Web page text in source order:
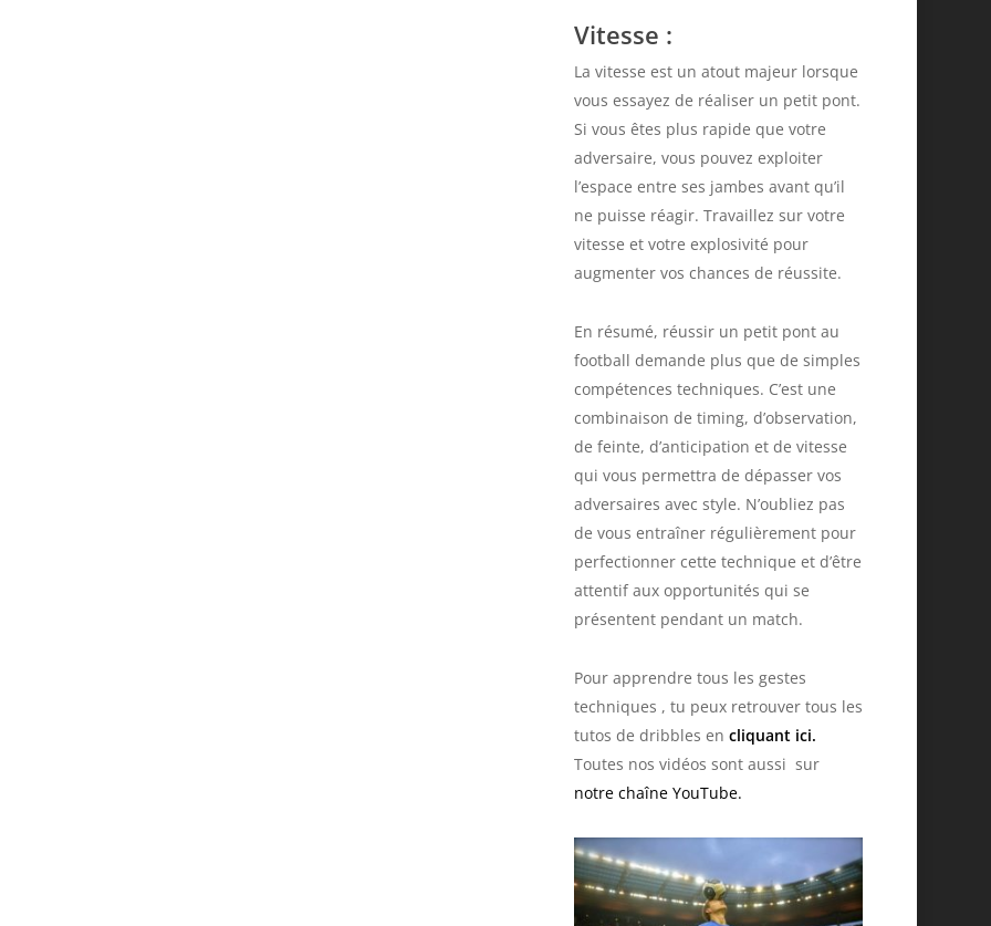
Vitesse :
La vitesse est un atout majeur lorsque
vous essayez de réaliser un petit pont.
Si vous êtes plus rapide que votre
adversaire, vous pouvez exploiter
l’espace entre ses jambes avant qu’il
ne puisse réagir. Travaillez sur votre
vitesse et votre explosivité pour
augmenter vos chances de réussite.
En résumé, réussir un petit pont au
football demande plus que de simples
compétences techniques. C’est une
combinaison de timing, d’observation,
de feinte, d’anticipation et de vitesse
qui vous permettra de dépasser vos
adversaires avec style. N’oubliez pas
de vous entraîner régulièrement pour
perfectionner cette technique et d’être
attentif aux opportunités qui se
présentent pendant un match.
Pour apprendre tous les gestes
techniques , tu peux retrouver tous les
tutos de dribbles en cliquant ici.
Toutes nos vidéos sont aussi sur
notre chaîne YouTube.